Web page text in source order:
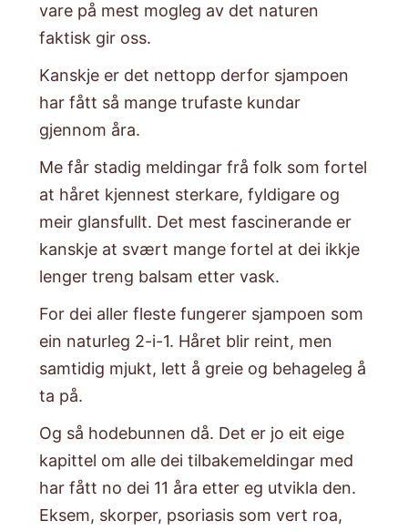
vare på mest mogleg av det naturen
faktisk gir oss.
​Kanskje er det nettopp derfor sjampoen
har fått så mange trufaste kundar
gjennom åra.
​Me får stadig meldingar frå folk som fortel
at håret kjennest sterkare, fyldigare og
meir glansfullt. Det mest fascinerande er
kanskje at svært mange fortel at dei ikkje
lenger treng balsam etter vask.
​For dei aller fleste fungerer sjampoen som
ein naturleg 2-i-1. Håret blir reint, men
samtidig mjukt, lett å greie og behageleg å
ta på.
​Og så hodebunnen då. Det er jo eit eige
kapittel om alle dei tilbakemeldingar med
har fått no dei 11 åra etter eg utvikla den.
Eksem, skorper, psoriasis som vert roa,